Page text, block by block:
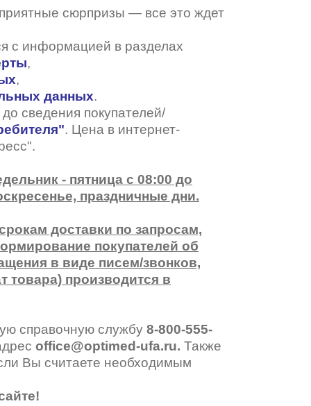
сюрпризы — все это ждет
с информацией в разделах
,
,
данных.
сведения покупателей/
". Цена в интернет-
- пятница с 08:00 до
праздничные дни.
доставки по запросам,
покупателей об
в виде писем/звонков,
товара) производится в
справочную службу 8-800-555-
office@optimed-ufa.ru. Также
Вы считаете необходимым